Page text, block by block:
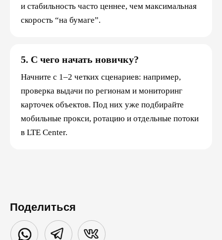
и стабильность часто ценнее, чем максимальная
скорость “на бумаге”.
5. С чего начать новичку?
Начните с 1–2 четких сценариев: например,
проверка выдачи по регионам и мониторинг
карточек объектов. Под них уже подбирайте
мобильные прокси, ротацию и отдельные потоки
в LTE Center.
Поделиться